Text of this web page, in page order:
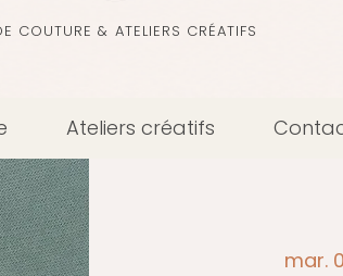
COUTURE & ATELIERS CRÉATIFS
Ateliers créatifs
mar.